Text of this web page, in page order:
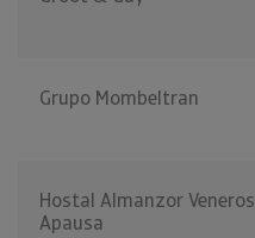
Grupo Mombeltran
Hostal Almanzor Veneros
Apausa